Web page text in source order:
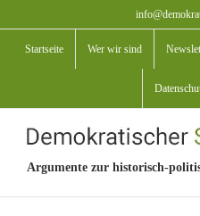
Inhalt
springen
Startseite Wer wir sind
Argumente zur historisch-